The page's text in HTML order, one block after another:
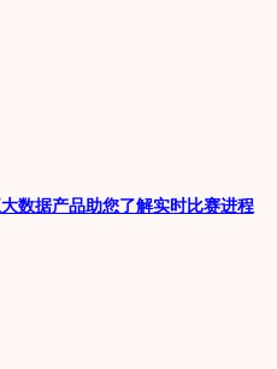
数据产品助您了解实时比赛进程